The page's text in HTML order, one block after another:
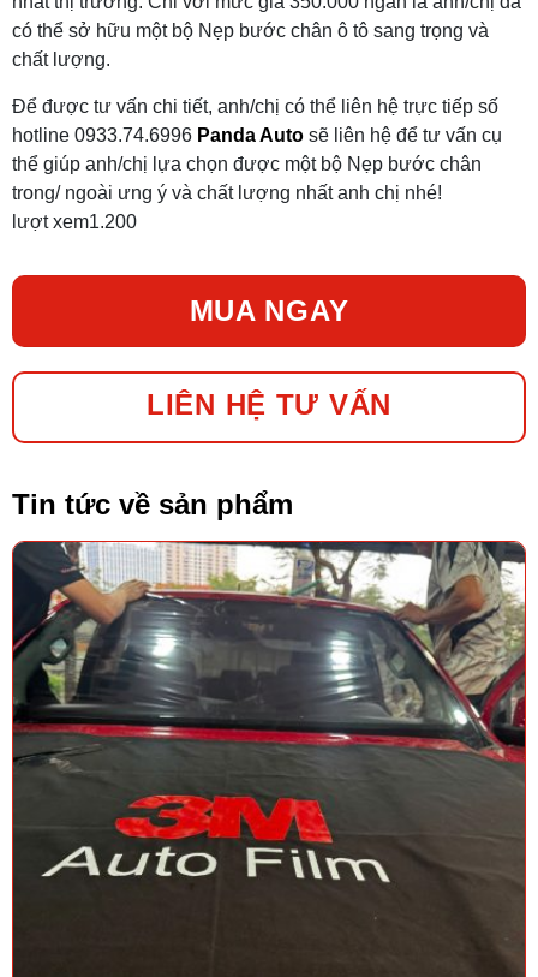
có thể sở hữu một bộ Nẹp bước chân ô tô sang trọng và
chất lượng.
Để được tư vấn chi tiết, anh/chị có thể liên hệ trực tiếp số
hotline 0933.74.6996 Panda Auto sẽ liên hệ để tư vấn cụ
thể giúp anh/chị lựa chọn được một bộ Nẹp bước chân
trong/ ngoài ưng ý và chất lượng nhất anh chị nhé!
lượt xem1.200
MUA NGAY
LIÊN HỆ TƯ VẤN
Tin tức về sản phẩm